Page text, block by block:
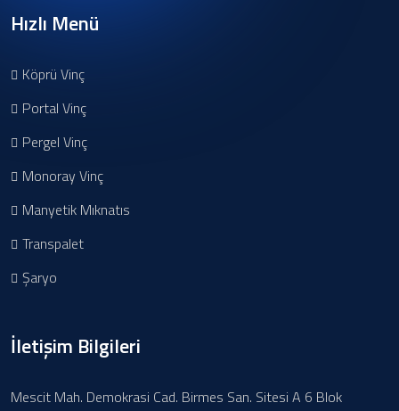
Hızlı Menü
Köprü Vinç
Portal Vinç
Pergel Vinç
Monoray Vinç
Manyetik Mıknatıs
Transpalet
Şaryo
İletişim Bilgileri
Mescit Mah. Demokrasi Cad. Birmes San. Sitesi A 6 Blok